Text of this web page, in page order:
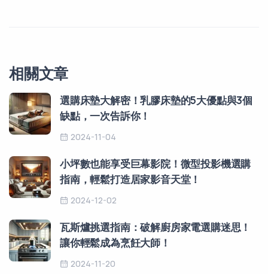
相關文章
選購床墊大解密！乳膠床墊的5大優點與3個
缺點，一次告訴你！
2024-11-04
小坪數也能享受巨幕影院！微型投影機選購
指南，輕鬆打造居家影音天堂！
2024-12-02
瓦斯爐挑選指南：破解廚房家電選購迷思！
讓你輕鬆成為烹飪大師！
2024-11-20